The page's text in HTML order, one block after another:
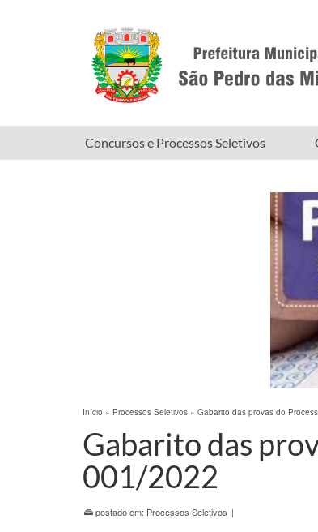
Concursos e Processos Seletivos
Início » Processos Seletivos » Gabarito das provas do
Gabarito das
001/2022
postado em: Processos Seletivos |